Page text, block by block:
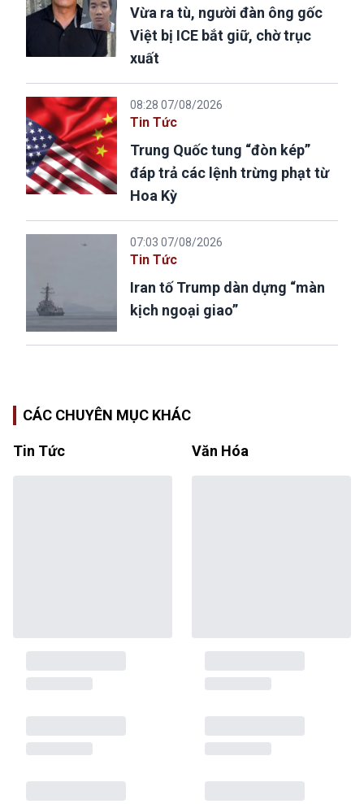
Vừa ra tù, người đàn ông gốc
Việt bị ICE bắt giữ, chờ trục
xuất
08:28 07/08/2026
Tin Tức
Trung Quốc tung “đòn kép”
đáp trả các lệnh trừng phạt từ
Hoa Kỳ
07:03 07/08/2026
Tin Tức
Iran tố Trump dàn dựng “màn
kịch ngoại giao”
CÁC CHUYÊN MỤC KHÁC
Tin Tức Văn Hóa